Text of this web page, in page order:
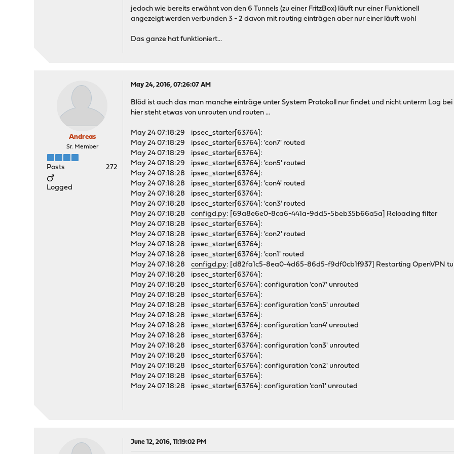
jedoch wie bereits erwähnt von den 6 Tunnels (zu einer FritzBox) läuft nur einer Funktionell
angezeigt werden verbunden 3 - 2 davon mit routing einträgen aber nur einer läuft wohl
Das ganze hat funktioniert...
Andreas
Sr. Member
Posts 272
Logged
May 24, 2016, 07:26:07 AM
Blöd ist auch das man manche einträge unter System Protokoll nur findet und nicht unterm Log bei
hier steht etwas von unrouten und routen ...
May 24 07:18:29 ipsec_starter[63764]:
May 24 07:18:29 ipsec_starter[63764]: 'con7' routed
May 24 07:18:29 ipsec_starter[63764]:
May 24 07:18:29 ipsec_starter[63764]: 'con5' routed
May 24 07:18:28 ipsec_starter[63764]:
May 24 07:18:28 ipsec_starter[63764]: 'con4' routed
May 24 07:18:28 ipsec_starter[63764]:
May 24 07:18:28 ipsec_starter[63764]: 'con3' routed
May 24 07:18:28configd.py: [69a8e6e0-8ca6-441a-9dd5-5beb35b66a5a] Reloading filter
May 24 07:18:28 ipsec_starter[63764]:
May 24 07:18:28 ipsec_starter[63764]: 'con2' routed
May 24 07:18:28 ipsec_starter[63764]:
May 24 07:18:28 ipsec_starter[63764]: 'con1' routed
May 24 07:18:28configd.py: [d82fa1c5-8ea0-4d65-86d5-f9df0cb1f937] Restarting OpenVPN
May 24 07:18:28 ipsec_starter[63764]:
May 24 07:18:28 ipsec_starter[63764]: configuration 'con7' unrouted
May 24 07:18:28 ipsec_starter[63764]:
May 24 07:18:28 ipsec_starter[63764]: configuration 'con5' unrouted
May 24 07:18:28 ipsec_starter[63764]:
May 24 07:18:28 ipsec_starter[63764]: configuration 'con4' unrouted
May 24 07:18:28 ipsec_starter[63764]:
May 24 07:18:28 ipsec_starter[63764]: configuration 'con3' unrouted
May 24 07:18:28 ipsec_starter[63764]:
May 24 07:18:28 ipsec_starter[63764]: configuration 'con2' unrouted
May 24 07:18:28 ipsec_starter[63764]:
May 24 07:18:28 ipsec_starter[63764]: configuration 'con1' unrouted
June 12, 2016, 11:19:02 PM